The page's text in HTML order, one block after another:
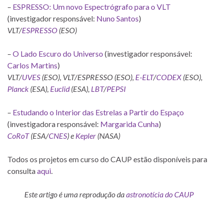
– ESPRESSO: Um novo Espectrógrafo para o VLT
(investigador responsável: Nuno Santos)
VLT/ESPRESSO (ESO)
– O Lado Escuro do Universo (investigador responsável:
Carlos Martins)
VLT/UVES (ESO), VLT/ESPRESSO (ESO), E-ELT/CODEX (ESO),
Planck (ESA), Euclid(ESA), LBT/PEPSI
– Estudando o Interior das Estrelas a Partir do Espaço
(investigadora responsável: Margarida Cunha)
CoRoT(ESA/CNES) e Kepler (NASA)
Todos os projetos em curso do CAUP estão disponíveis para
consultaaqui
Este artigo é uma reprodução daastronotícia do CAUP